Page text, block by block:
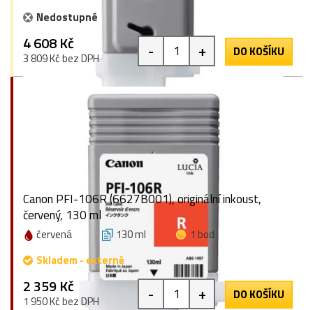
Nedostupné
4 608 Kč
3 809 Kč bez DPH - + DO KOŠÍKU
Canon PFI-106R (6627B001), originální inkoust,
červený, 130 ml
červená 130 ml
1 bod
Skladem - externě
2 359 Kč
1 950 Kč bez DPH - + DO KOŠÍKU